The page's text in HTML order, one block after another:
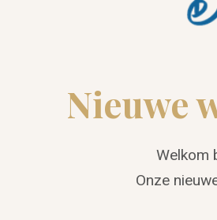
Nieuwe
Welkom
Onze